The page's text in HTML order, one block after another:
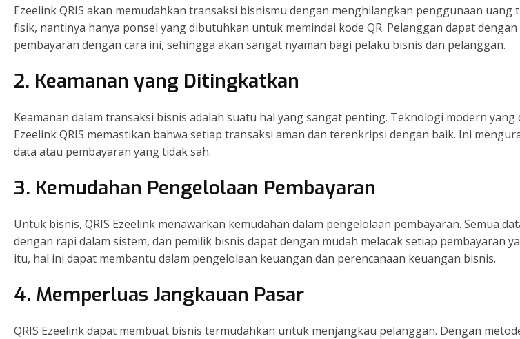
Ezeelink QRIS akan memudahkan transaksi bisnismu dengan menghilangkan penggunaan
fisik, nantinya hanya ponsel yang dibutuhkan untuk memindai kode QR. Pelanggan dapat
pembayaran dengan cara ini, sehingga akan sangat nyaman bagi pelaku bisnis dan pelanggan.
2. Keamanan yang Ditingkatkan
Keamanan dalam transaksi bisnis adalah suatu hal yang sangat penting. Teknologi modern yang
Ezeelink QRIS memastikan bahwa setiap transaksi aman dan terenkripsi dengan baik. Ini
data atau pembayaran yang tidak sah.
3. Kemudahan Pengelolaan Pembayaran
Untuk bisnis, QRIS Ezeelink menawarkan kemudahan dalam pengelolaan pembayaran. Semua
dengan rapi dalam sistem, dan pemilik bisnis dapat dengan mudah melacak setiap pembayaran
itu, hal ini dapat membantu dalam pengelolaan keuangan dan perencanaan keuangan bisnis.
4. Memperluas Jangkauan Pasar
QRIS Ezeelink dapat membuat bisnis termudahkan untuk menjangkau pelanggan. Dengan